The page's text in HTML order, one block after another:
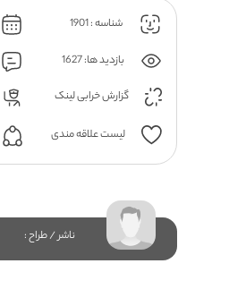
شناسه : 1901
بازدید ها: 1627
گزارش خرابی لینک
لیست علاقه مندی
ناشر / طراح :